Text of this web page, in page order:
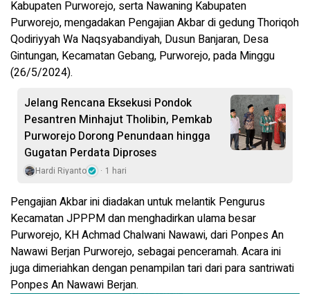
Kabupaten Purworejo, serta Nawaning Kabupaten
Purworejo, mengadakan Pengajian Akbar di gedung Thoriqoh
Qodiriyyah Wa Naqsyabandiyah, Dusun Banjaran, Desa
Gintungan, Kecamatan Gebang, Purworejo, pada Minggu
(26/5/2024).
Jelang Rencana Eksekusi Pondok
Pesantren Minhajut Tholibin, Pemkab
Purworejo Dorong Penundaan hingga
Gugatan Perdata Diproses
Hardi Riyanto 1 hari
Pengajian Akbar ini diadakan untuk melantik Pengurus
Kecamatan JPPPM dan menghadirkan ulama besar
Purworejo, KH Achmad Chalwani Nawawi, dari Ponpes An
Nawawi Berjan Purworejo, sebagai penceramah. Acara ini
juga dimeriahkan dengan penampilan tari dari para santriwati
Ponpes An Nawawi Berjan.